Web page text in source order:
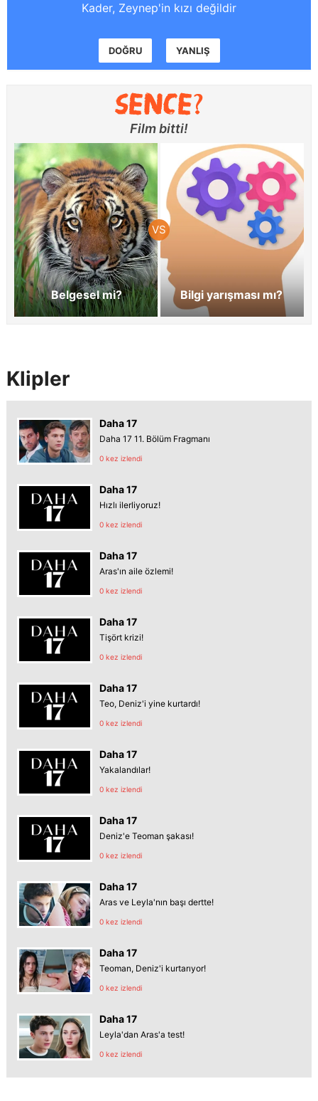
Kader, Zeynep'in kızı değildir
DOĞRU YANLIŞ
Film bitti!
Belgesel mi? Bilgi yarışması mı?
Klipler
Daha 17
Daha 17 11. Bölüm Fragmanı
0 kez izlendi
Daha 17
Hızlı ilerliyoruz!
0 kez izlendi
Daha 17
Aras'ın aile özlemi!
0 kez izlendi
Daha 17
Tişört krizi!
0 kez izlendi
Daha 17
Teo, Deniz'i yine kurtardı!
0 kez izlendi
Daha 17
Yakalandılar!
0 kez izlendi
Daha 17
Deniz'e Teoman şakası!
0 kez izlendi
Daha 17
Aras ve Leyla'nın başı dertte!
0 kez izlendi
Daha 17
Teoman, Deniz'i kurtarıyor!
0 kez izlendi
Daha 17
Leyla'dan Aras'a test!
0 kez izlendi